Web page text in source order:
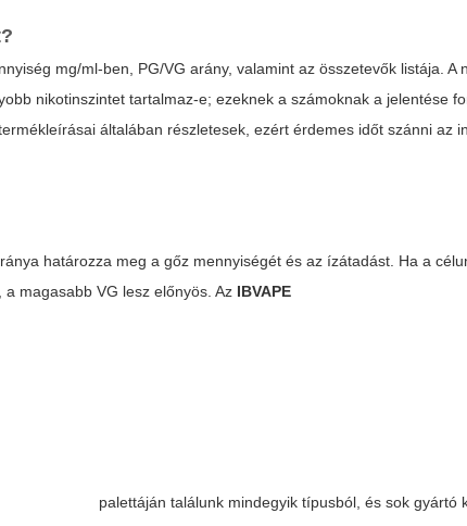
mg/ml-ben, PG/VG arány, valamint az összetevők listája. A
nikotinszintet tartalmaz-e; ezeknek a számoknak a jelentése
általában részletesek, ezért érdemes időt szánni az
határozza meg a gőz mennyiségét és az ízátadást. Ha a
magasabb VG lesz előnyös. Az IBVAPE
palettáján találunk mindegyik típusból, és sok gyártó